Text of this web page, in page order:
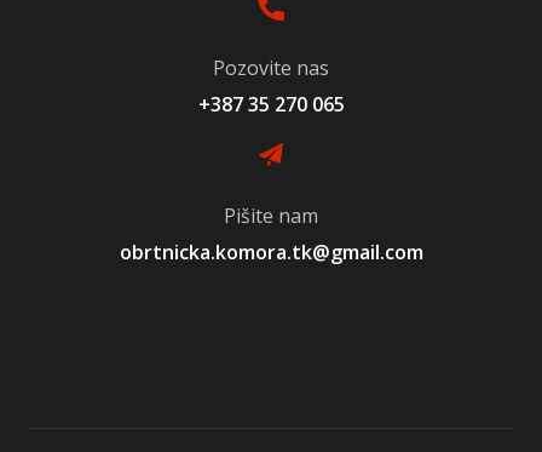
Pozovite nas
+387 35 270 065
Pišite nam
obrtnicka.komora.tk@gmail.com